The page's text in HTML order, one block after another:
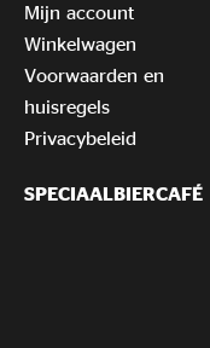
Mijn account
Winkelwagen
Voorwaarden en
huisregels
Privacybeleid
SPECIAALBIERCAFÉ